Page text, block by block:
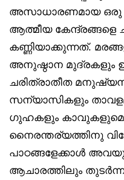
അസാധാരണമായ ഒരു
ആത്മീയ കേന്ദ്രങ്ങളെ
കണ്ണിയാക്കുന്നത്.
അനുഷ്ഠാന മുദ്രകളും
ചരിത്രാതീത
സന്യാസികളും
ഗുഹകളും
നൈരന്തര്യത്തിനു
പാഠങ്ങളേക്കാൾ
ആചാരത്തിലും